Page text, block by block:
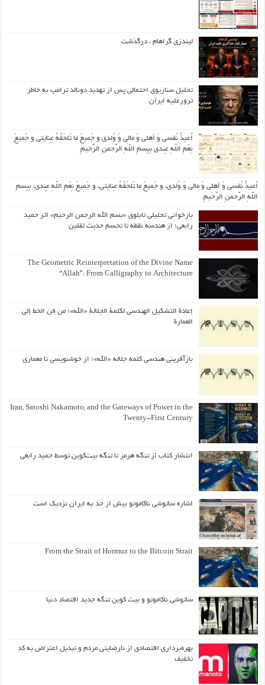
لیندزی گراهام ، درگذشت
تحلیل سناریوی احتمالی پس از تهدید دونالد ترامپ به خاطر
ترورعلیه ایران
اُعیذُ نَفسی وَ أهلی وَ مالی وَ وُلدی و جَمیعَ ما تَلحَقُهُ عِنایتی و جَمیعَ
نِعَمِ اللّهِ عِندی بِبِسمِ اللّهِ الرَّحمنِ الرَّحیمِ
اُعیذُ نَفسی وَ أهلی وَ مالی وَ وُلدی، و جَمیعَ ما تَلحَقُهُ عِنایتی، و جَمیعَ نِعَمِ اللّهِ عِندی، بِبِسمِ
اللّهِ الرَّحمنِ الرَّحیمِ.
بازخوانی تحلیلی تابلوی «بسم الله الرحمن الرحیم» اثر حمید
رابعی؛ از هندسه نقطه تا تجسم حدیث ثقلین
The Geometric Reinterpretation of the Divine Name
“Allah”: From Calligraphy to Architecture
إعادة التشكيل الهندسي لكلمة الجلالة «الله»؛ من فن الخط إلى
العمارة
بازآفرینی هندسی کلمه جلاله «الله»؛ از خوشنویسی تا معماری
Iran, Satoshi Nakamoto, and the Gateways of Power in the
Twenty-First Century
انتشار کتاب از تنگه هرمز تا تنگه بیت‌کوین توسط حمید رابعی
اشاره ساتوشی ناکاموتو بیش از حد به ایران نزدیک است
From the Strait of Hormuz to the Bitcoin Strait
ساتوشی ناکاموتو و بیت کوین تنگه جدید اقتصاد دنیا
بهره‌برداری اقتصادی از نارضایتی مردم و تبدیل اعتراض به کد
تخفیف